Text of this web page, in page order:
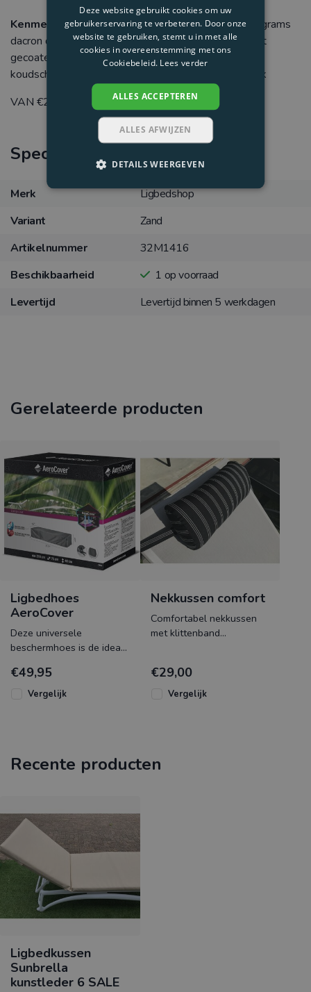
Kenmerken: Polyether SG30 schuim, YKK-rits, 100grams
dacron opvulling, optioneel een nonwoven waterdicht
gecoated binnenhoes, optioneel HR35
koudschuim/traagschuim, uitwasbaar, milieuvriendelijk
VAN €225 p.st. nieuwprijs
Specificaties
Merk
Ligbedshop
Variant
Zand
Artikelnummer
32M1416
Beschikbaarheid
1 op voorraad
Levertijd
Levertijd binnen 5 werkdagen
Gerelateerde producten
Ligbedhoes
AeroCover
Deze universele
beschermhoes is de ideale
bescherming van de
ligbedden. Een luchtdoor
€49,95
Vergelijk
Nekkussen comfort
Comfortabel nekkussen
met klittenband
hoofd om eenvoudig
€29,00
Vergelijk
Recente producten
Ligbedkussen
Sunbrella
kunstleder 6 SALE
Deze website gebruikt cookies om uw
gebruikerservaring te verbeteren. Door onze
website te gebruiken, stemt u in met alle
cookies in overeenstemming met ons
Cookiebeleid. Lees verder
ALLES ACCEPTEREN
ALLES AFWIJZEN
DETAILS WEERGEVEN